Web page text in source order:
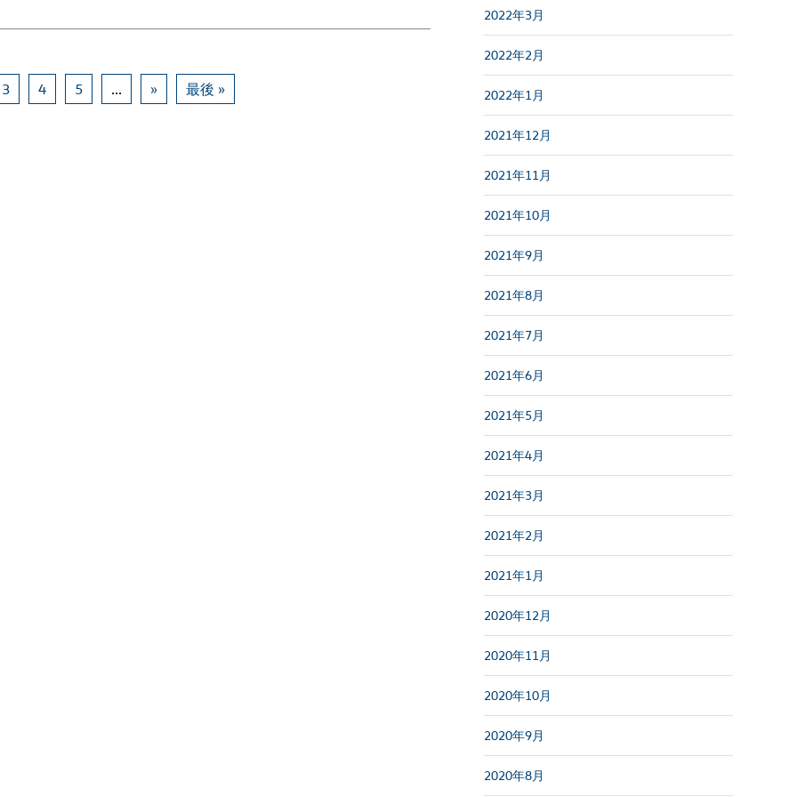
3 4 5 ... » 最後 »
2022年3月
2022年2月
2022年1月
2021年12月
2021年11月
2021年10月
2021年9月
2021年8月
2021年7月
2021年6月
2021年5月
2021年4月
2021年3月
2021年2月
2021年1月
2020年12月
2020年11月
2020年10月
2020年9月
2020年8月